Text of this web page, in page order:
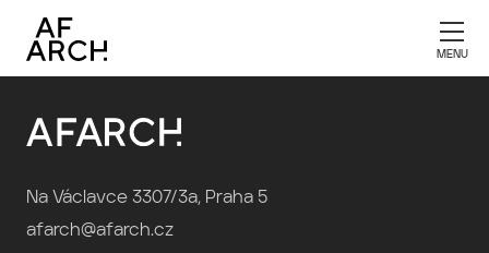
Publikace 2004
Na Václavce 3307/3a, Praha 5
afarch@afarch.cz